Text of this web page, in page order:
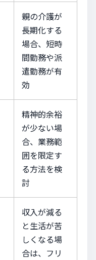
親の介護が
長期化する
場合、短時
間勤務や派
遣勤務が有
効
精神的余裕
が少ない場
合、業務範
囲を限定す
る方法を検
討
収入が減る
と生活が苦
しくなる場
合は、フリ